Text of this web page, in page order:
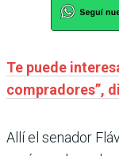
Te puede
compradores”,
Allí el senador